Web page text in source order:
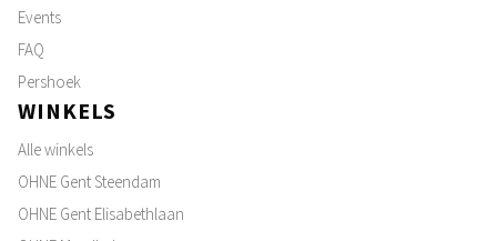
Events
FAQ
Pershoek
WINKELS
Alle winkels
OHNE Gent Steendam
OHNE Gent Elisabethlaan